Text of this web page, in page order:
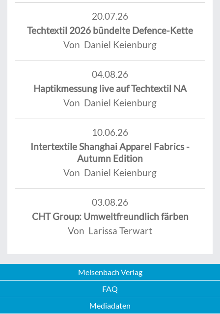
20.07.26
Techtextil 2026 bündelte Defence-Kette
Von Daniel Keienburg
04.08.26
Haptikmessung live auf Techtextil NA
Von Daniel Keienburg
10.06.26
Intertextile Shanghai Apparel Fabrics -
Autumn Edition
Von Daniel Keienburg
03.08.26
CHT Group: Umweltfreundlich färben
Von Larissa Terwart
Meisenbach Verlag
FAQ
Mediadaten